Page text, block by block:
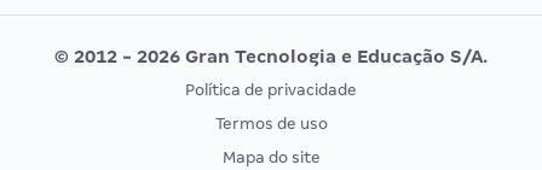
Editais publicados
Vunesp
CONCURSOS POR PROFISSÃO
EXAME DE ORDEM
© 2012 - 2026 Gran Tecnologia e Educação S/A.
Política de privacidade
Termos de uso
Mapa do site